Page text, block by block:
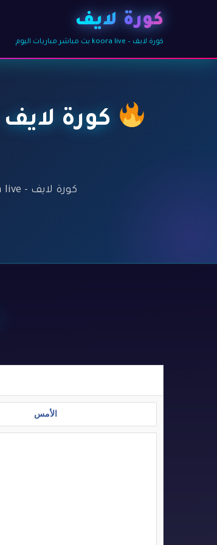
كورة لايف
كورة لايف – koora live بث مباشر مباريات اليوم
الأمس